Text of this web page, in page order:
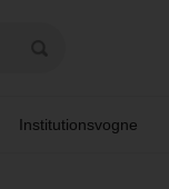
Institutionsvogne